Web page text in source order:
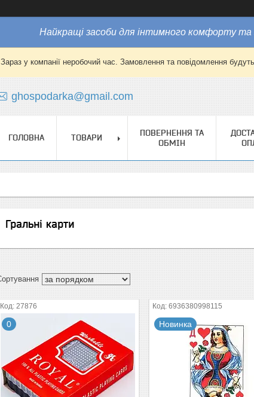
Найкращі засоби для інтимного комфорту та
Зараз у компанії неробочий час. Замовлення та повідомлення
ghospodarka@gmail.com
ГОЛОВНА ТОВАРИ
ПОВЕРНЕННЯ ТА
ОБМІН
Гральні карти
27876
0
6936380998115
Новинка